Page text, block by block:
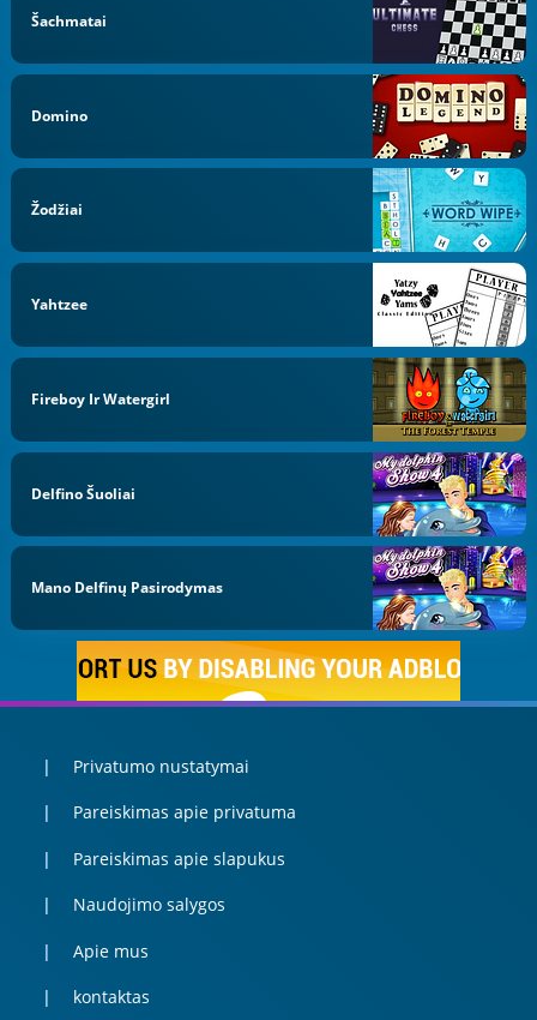
Šachmatai
Domino
Žodžiai
Yahtzee
Fireboy Ir Watergirl
Delfino Šuoliai
Mano Delfinų Pasirodymas
Privatumo nustatymai
Pareiskimas apie privatuma
Pareiskimas apie slapukus
Naudojimo salygos
Apie mus
kontaktas